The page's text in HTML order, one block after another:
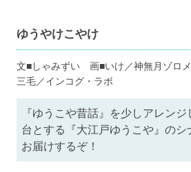
ゆうやけこやけ
文■しゃみずい 画■いけ／神無月ゾロ
三毛／インコグ・ラボ
『ゆうこや昔話』を少しアレン
台とする『大江戸ゆうこや』のシ
お届けするぞ！